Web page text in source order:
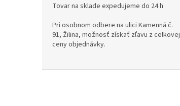
Tovar na sklade expedujeme do 24 h
Pri osobnom odbere na ulici Kamenná č.
91, Žilina, možnosť získať zľavu z celkovej
ceny objednávky.